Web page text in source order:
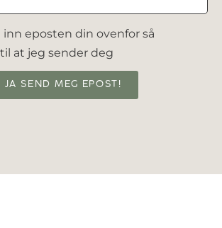
inn eposten din ovenfor så
at jeg sender deg
JA SEND MEG EPOST!